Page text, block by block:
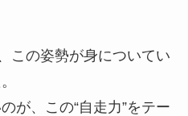
この姿勢が身についてい
が、この“自走力”をテー